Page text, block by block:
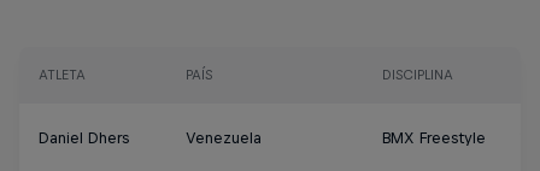
ATLETA PAÍS DISCIPLINA
Daniel Dhers Venezuela BMX Freestyle